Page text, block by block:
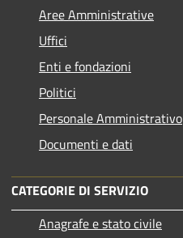
Aree Amministrative
Uffici
Enti e fondazioni
Politici
Personale Amministrativo
Documenti e dati
CATEGORIE DI SERVIZIO
Anagrafe e stato civile